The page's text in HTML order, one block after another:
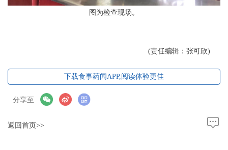
图为检查现场。
(责任编辑：张可欣)
下载食事药闻APP,阅读体验更佳
分享至
返回首页>>